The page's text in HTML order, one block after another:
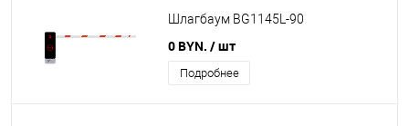
Шлагбаум BG1145L-90
0 BYN. / шт
Подробнее